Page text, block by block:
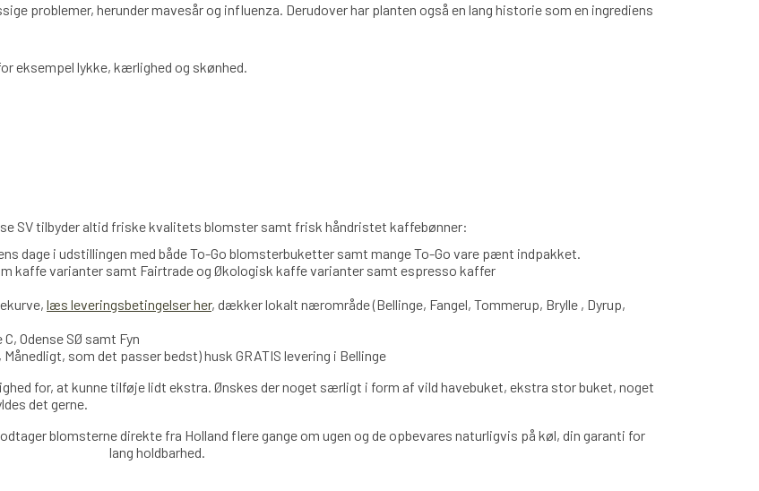
problemer, herunder mavesår og influenza. Derudover har planten også en lang historie som en ingrediens
eksempel lykke, kærlighed og skønhed.
SV tilbyder altid friske kvalitets blomster samt frisk håndristet kaffebønner:
dage i udstillingen med både To-Go blomsterbuketter samt mange To-Go vare pænt indpakket.
kaffe varianter samt Fairtrade og Økologisk kaffe varianter samt espresso kaffer
læs leveringsbetingelser her, dækker lokalt nærområde (Bellinge, Fangel, Tommerup, Brylle , Dyrup,
C, Odense SØ samt Fyn
som det passer bedst) husk GRATIS levering i Bellinge
for, at kunne tilføje lidt ekstra. Ønskes der noget særligt i form af vild havebuket, ekstra stor buket, noget
det gerne.
blomsterne direkte fra Holland fleregange om ugen og de opbevares naturligvis på køl, din garanti for
lang holdbarhed.